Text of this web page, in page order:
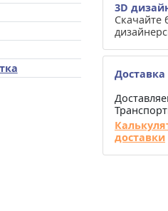
3D
Скачайте
Доставка
доставки